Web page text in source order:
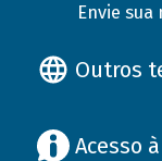
Envie sua
Outros
Acesso